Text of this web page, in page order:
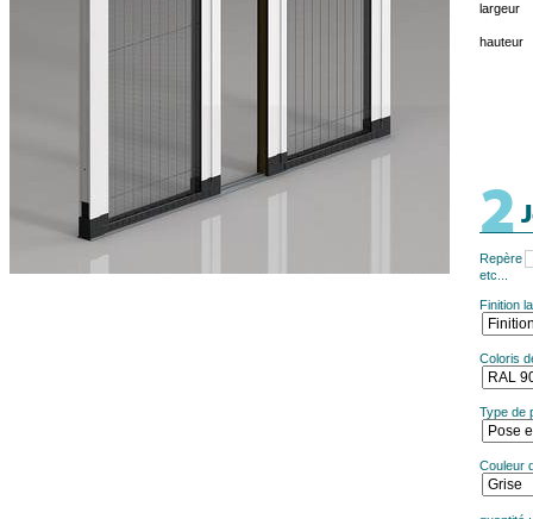
largeur
hauteur
2
Repère
etc...
Finition
Coloris
Type de
Couleur